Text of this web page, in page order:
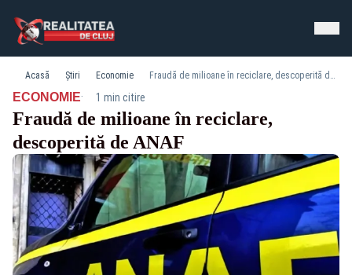
Acasă Știri Economie Fraudă de milioane în reciclare, descoperită de ANAF
ECONOMIE· 1 min citire
Fraudă de milioane în reciclare,
descoperită de ANAF